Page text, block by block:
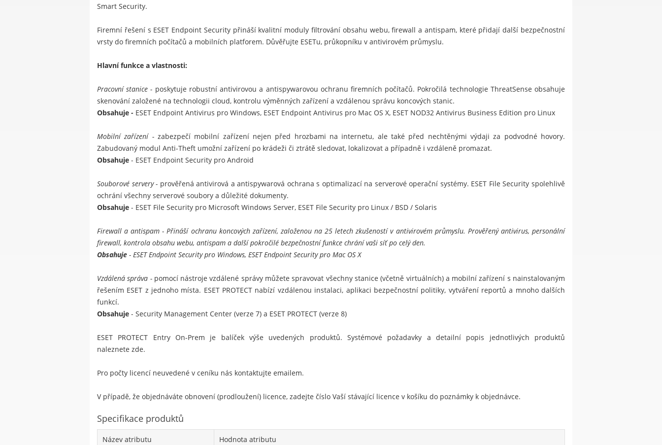
Smart Security.
Firemní řešení s ESET Endpoint Security přináší kvalitní moduly filtrování obsahu webu, firewall a antispam, které přidají další bezpečnostní
vrsty do firemních počítačů a mobilních platforem. Důvěřujte ESETu, průkopníku v antivirovém průmyslu.
Hlavní funkce a vlastnosti:
Pracovní stanice - poskytuje robustní antivirovou a antispywarovou ochranu firemních počítačů. Pokročilá technologie ThreatSense obsahuje
skenování založené na technologii cloud, kontrolu výměnných zařízení a vzdálenou správu koncových stanic.
Obsahuje - ESET Endpoint Antivirus pro Windows, ESET Endpoint Antivirus pro Mac OS X, ESET NOD32 Antivirus Business Edition pro Linux
Mobilní zařízení - zabezpečí mobilní zařízení nejen před hrozbami na internetu, ale také před nechtěnými výdaji za podvodné hovory.
Zabudovaný modul Anti-Theft umožní zařízení po krádeži či ztrátě sledovat, lokalizovat a případně i vzdáleně promazat.
Obsahuje - ESET Endpoint Security pro Android
Souborové servery - prověřená antivirová a antispywarová ochrana s optimalizací na serverové operační systémy. ESET File Security spolehlivě
ochrání všechny serverové soubory a důležité dokumenty.
Obsahuje - ESET File Security pro Microsoft Windows Server, ESET File Security pro Linux / BSD / Solaris
Firewall a antispam - Přináší ochranu koncových zařízení, založenou na 25 letech zkušeností v antivirovém průmyslu. Prověřený antivirus, personální
firewall, kontrola obsahu webu, antispam a další pokročilé bezpečnostní funkce chrání vaši síť po celý den.
Obsahuje - ESET Endpoint Security pro Windows, ESET Endpoint Security pro Mac OS X
Vzdálená správa - pomocí nástroje vzdálené správy můžete spravovat všechny stanice (včetně virtuálních) a mobilní zařízení s nainstalovaným
řešením ESET z jednoho místa. ESET PROTECT nabízí vzdálenou instalaci, aplikaci bezpečnostní politiky, vytváření reportů a mnoho dalších
funkcí.
Obsahuje - Security Management Center (verze 7) a ESET PROTECT (verze 8)
ESET PROTECT Entry On-Prem je balíček výše uvedených produktů. Systémové požadavky a detailní popis jednotlivých produktů
naleznete zde.
Pro počty licencí neuvedené v ceníku nás kontaktujte emailem.
V případě, že objednáváte obnovení (prodloužení) licence, zadejte číslo Vaší stávající licence v košíku do poznámky k objednávce.
Specifikace produktů
Název atributu Hodnota atributu